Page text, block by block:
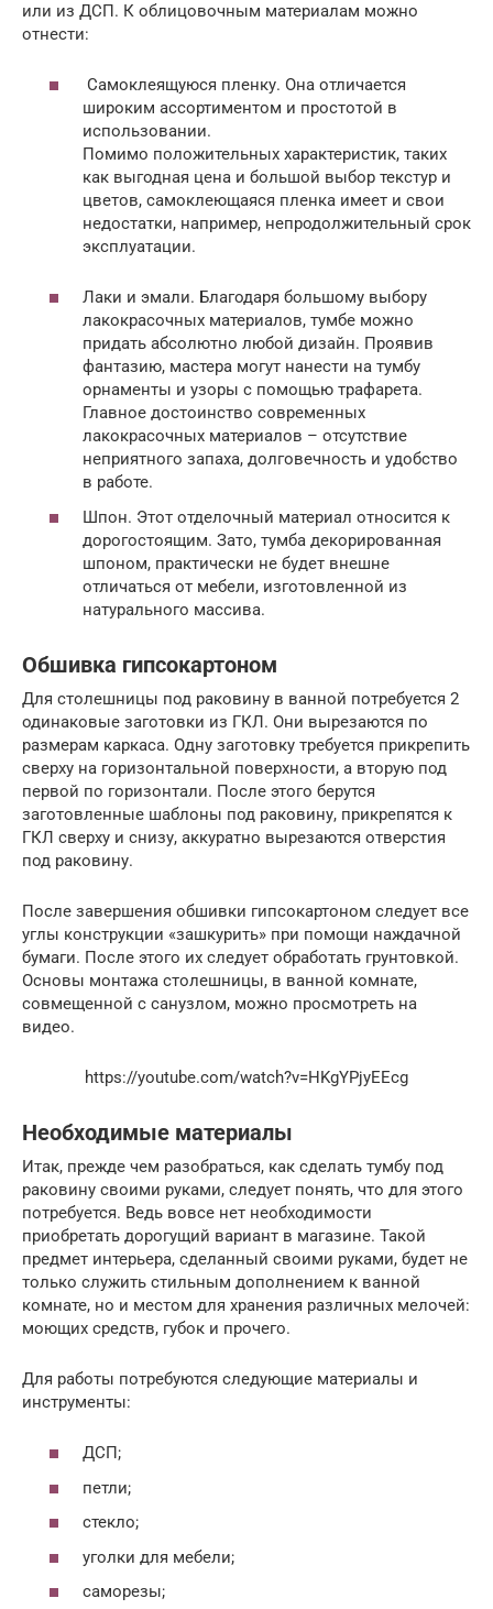
или из ДСП. К облицовочным материалам можно
отнести:
Самоклеящуюся пленку. Она отличается
широким ассортиментом и простотой в
использовании.
Помимо положительных характеристик, таких
как выгодная цена и большой выбор текстур и
цветов, самоклеющаяся пленка имеет и свои
недостатки, например, непродолжительный срок
эксплуатации.
Лаки и эмали. Благодаря большому выбору
лакокрасочных материалов, тумбе можно
придать абсолютно любой дизайн. Проявив
фантазию, мастера могут нанести на тумбу
орнаменты и узоры с помощью трафарета.
Главное достоинство современных
лакокрасочных материалов – отсутствие
неприятного запаха, долговечность и удобство
в работе.
Шпон. Этот отделочный материал относится к
дорогостоящим. Зато, тумба декорированная
шпоном, практически не будет внешне
отличаться от мебели, изготовленной из
натурального массива.
Обшивка гипсокартоном
Для столешницы под раковину в ванной потребуется 2
одинаковые заготовки из ГКЛ. Они вырезаются по
размерам каркаса. Одну заготовку требуется прикрепить
сверху на горизонтальной поверхности, а вторую под
первой по горизонтали. После этого берутся
заготовленные шаблоны под раковину, прикрепятся к
ГКЛ сверху и снизу, аккуратно вырезаются отверстия
под раковину.
После завершения обшивки гипсокартоном следует все
углы конструкции «зашкурить» при помощи наждачной
бумаги. После этого их следует обработать грунтовкой.
Основы монтажа столешницы, в ванной комнате,
совмещенной с санузлом, можно просмотреть на
видео.
https://youtube.com/watch?v=HKgYPjyEEcg
Необходимые материалы
Итак, прежде чем разобраться, как сделать тумбу под
раковину своими руками, следует понять, что для этого
потребуется. Ведь вовсе нет необходимости
приобретать дорогущий вариант в магазине. Такой
предмет интерьера, сделанный своими руками, будет не
только служить стильным дополнением к ванной
комнате, но и местом для хранения различных мелочей:
моющих средств, губок и прочего.
Для работы потребуются следующие материалы и
инструменты:
ДСП;
петли;
стекло;
уголки для мебели;
саморезы;